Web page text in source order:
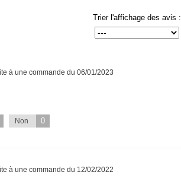
Trier l'affichage des avis :
à une commande du 06/01/2023
Non 0
à une commande du 12/02/2022